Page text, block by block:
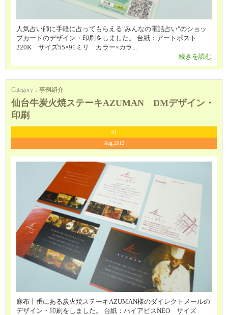
人気占い師に手軽に占ってもらえる"みんなの電話占い"のショッ
プカードのデザイン・印刷をしました。 台紙：アートポスト
220K サイズ55×91ミリ カラー×カラ...
続きを読む
Category ：事例紹介
仙台牛炭火焼ステーキAZUMAN DMデザイン・
印刷
01
Aug,2012
麻布十番にある炭火焼ステーキAZUMAN様のダイレクトメールの
デザイン・印刷をしました。 台紙：ハイアピスNEO サイズ